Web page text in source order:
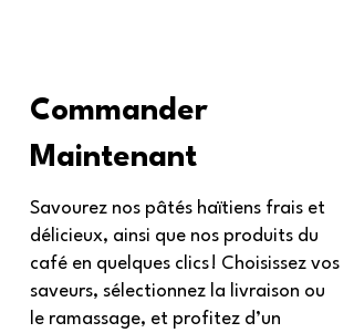
Commander
Maintenant
Savourez nos pâtés haïtiens frais et
délicieux, ainsi que nos produits du
café en quelques clics ! Choisissez vos
saveurs, sélectionnez la livraison ou
le ramassage, et profitez d’un